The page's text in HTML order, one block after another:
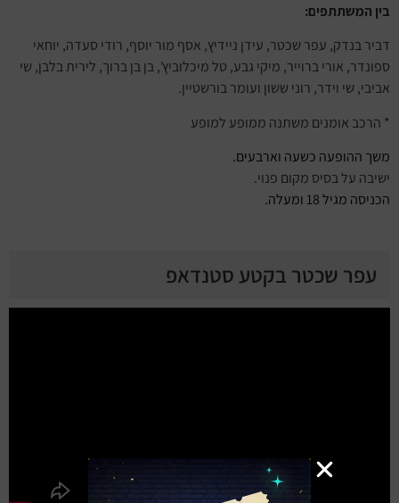
בין המשתתפים:
דביר בנדק, עפר שכטר, עידן ניידיץ, אסף מור יוסף, רודי סעדה, יוחאי
ספונדר, אורי ברוייר, מיקי גבע, טל מיכלוביץ', בן בן ברוך, לירית בלבן, שי
אביבי, שי וידר, רוני ששון ועומר בורשטיין.
* הרכב אומנים משתנה ממופע למופע
משך ההופעה כשעה וארבעים.
ישיבה על בסיס מקום פנוי.
הכניסה מגיל 18 ומעלה.
עפר שכטר בקטע סטנדאפ